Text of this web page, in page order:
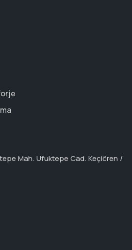
Mah. Ufuktepe Cad. Keçiören /